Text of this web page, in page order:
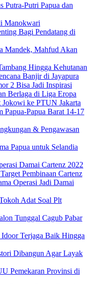
Putri Papua dan
Manokwari
Bagi Pendatang di
Mandek, Mahfud Akan
Hingga Kehutanan
Banjir di Jayapura
2 Bisa Jadi Inspirasi
Berlaga di Liga Eropa
Jokowi ke PTUN Jakarta
Papua Barat 14-17
& Pengawasan
Papua untuk Selandia
Damai Cartenz 2022
Pembinaan Cartenz
Operasi Jadi Damai
Adat Soal Plt
Tunggal Cagub Pabar
Terjaga Baik Hingga
Dibangun Agar Layak
Pemekaran Provinsi di